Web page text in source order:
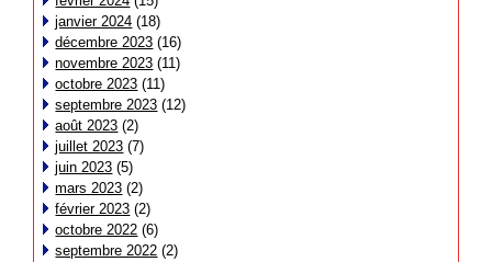
janvier 2024 (18)
décembre 2023 (16)
novembre 2023 (11)
octobre 2023 (11)
septembre 2023 (12)
août 2023 (2)
juillet 2023 (7)
juin 2023 (5)
mars 2023 (2)
février 2023 (2)
octobre 2022 (6)
septembre 2022 (2)